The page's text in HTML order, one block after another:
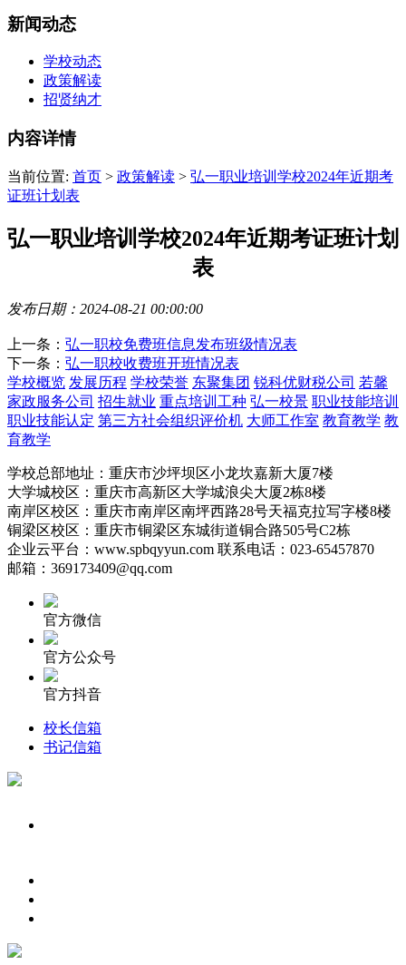
新闻动态
学校动态
政策解读
招贤纳才
内容详情
当前位置: 首页 > 政策解读 > 弘一职业培训学校2024年近期考
证班计划表
弘一职业培训学校2024年近期考证班计划
表
发布日期：2024-08-21 00:00:00
上一条： 弘一职校免费班信息发布班级情况表
下一条： 弘一职校收费班开班情况表
学校概览 发展历程 学校荣誉 东聚集团 锐科优财税公司 若馨
家政服务公司 招生就业 重点培训工种 弘一校景 职业技能培训
职业技能认定 第三方社会组织评价机 大师工作室 教育教学 教
育教学
学校总部地址：重庆市沙坪坝区小龙坎嘉新大厦7楼
大学城校区：重庆市高新区大学城浪尖大厦2栋8楼
南岸区校区：重庆市南岸区南坪西路28号天福克拉写字楼8楼
铜梁区校区：重庆市铜梁区东城街道铜合路505号C2栋
企业云平台：www.spbqyyun.com 联系电话：023-65457870
邮箱：369173409@qq.com
官方微信
官方公众号
官方抖音
校长信箱
书记信箱